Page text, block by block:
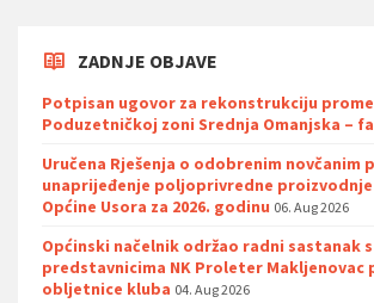
ZADNJE OBJAVE
Potpisan ugovor za rekonstrukciju
Poduzetničkoj zoni Srednja Omanjska –
Uručena Rješenja o odobrenim novčanim
unaprijeđenje poljoprivredne
Općine Usora za 2026. godinu 06. Aug 2026
Općinski načelnik održao radni sastanak s
predstavnicima NK Proleter Makljenovac
obljetnice kluba 04. Aug 2026